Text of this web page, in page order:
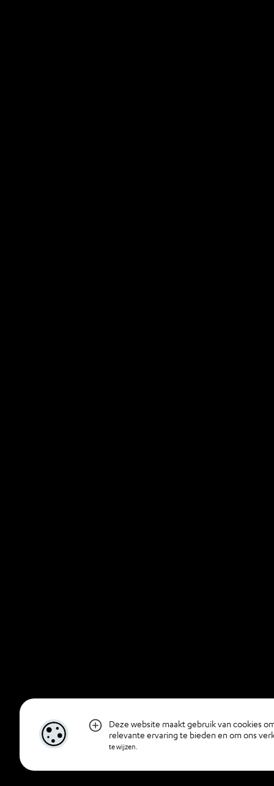
Deze website maakt gebruik van cookies
relevante ervaring te bieden en om ons
te wijzen.